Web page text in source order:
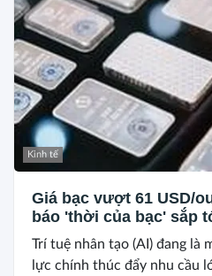
Kinh tế
Giá bạc vượt 61 USD/
báo 'thời của bạc' sắp
Trí tuệ nhân tạo (AI) đang là
lực chính thúc đẩy nhu cầu